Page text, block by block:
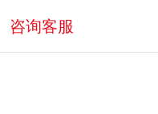
咨询客服